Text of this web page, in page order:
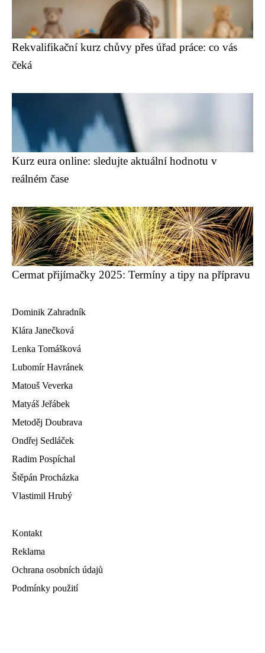
Rekvalifikační kurz chůvy přes úřad práce: co vás
čeká
Kurz eura online: sledujte aktuální hodnotu v
reálném čase
Cermat přijímačky 2025: Termíny a tipy na přípravu
Dominik Zahradník
Klára Janečková
Lenka Tomášková
Lubomír Havránek
Matouš Veverka
Matyáš Jeřábek
Metoděj Doubrava
Ondřej Sedláček
Radim Pospíchal
Štěpán Procházka
Vlastimil Hrubý
Kontakt
Reklama
Ochrana osobních údajů
Podmínky použití